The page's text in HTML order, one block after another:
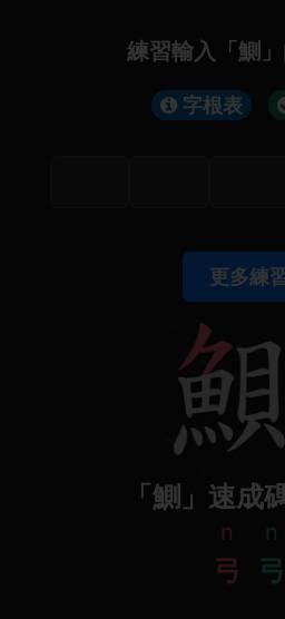
練習輸入「鰂
字根表
更多練
「鰂」速成
n
弓
n
弓